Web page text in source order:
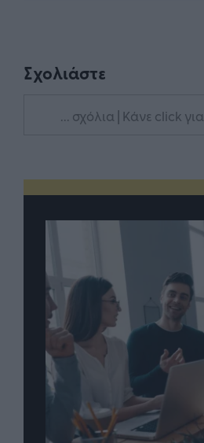
Σχολιάστε
... σχόλια | Κάνε click